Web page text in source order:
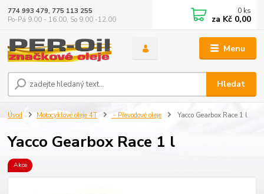
Menu
Hledat
774 993 479, 775 113 255
Po-Pá 9.00 - 16.00, So 9.00 -12.00
0 ks
za Kč 0,00
Úvod Motocyklové oleje 4T - Převodové oleje Yacco Gearbox Race 1 l
Yacco Gearbox Race 1 l
Akce